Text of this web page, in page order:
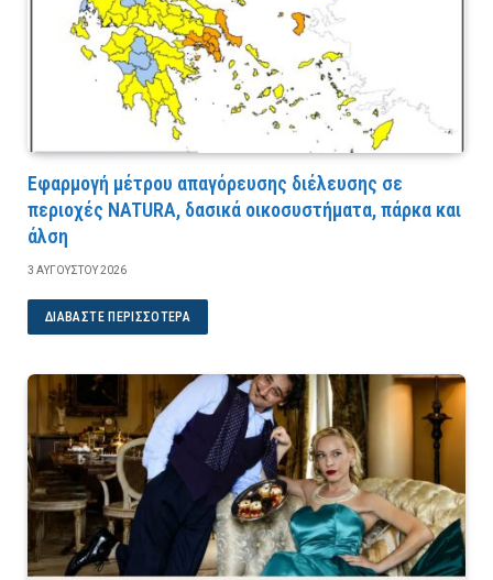
Εφαρμογή μέτρου απαγόρευσης διέλευσης σε
περιοχές NATURA, δασικά οικοσυστήματα, πάρκα και
άλση
3 ΑΥΓΟΎΣΤΟΥ 2026
ΔΙΑΒΆΣΤΕ ΠΕΡΙΣΣΌΤΕΡΑ